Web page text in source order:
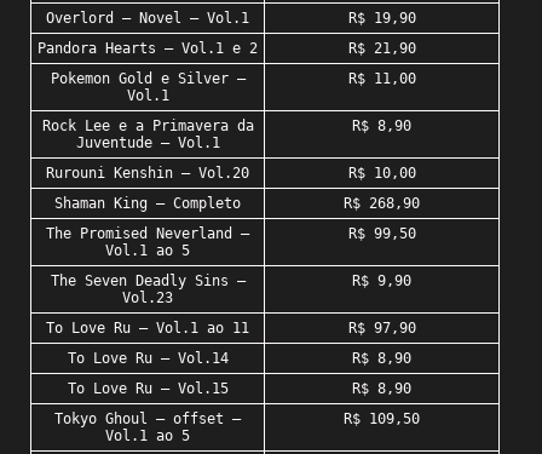
Overlord – Novel – Vol.1
R$ 19,90
Pandora Hearts – Vol.1 e 2
R$ 21,90
Pokemon Gold e Silver –
Vol.1
R$ 11,00
Rock Lee e a Primavera da
Juventude – Vol.1
R$ 8,90
Rurouni Kenshin – Vol.20
R$ 10,00
Shaman King – Completo
R$ 268,90
The Promised Neverland –
Vol.1 ao 5
R$ 99,50
The Seven Deadly Sins –
Vol.23
R$ 9,90
To Love Ru – Vol.1 ao 11
R$ 97,90
To Love Ru – Vol.14
R$ 8,90
To Love Ru – Vol.15
R$ 8,90
Tokyo Ghoul – offset –
Vol.1 ao 5
R$ 109,50